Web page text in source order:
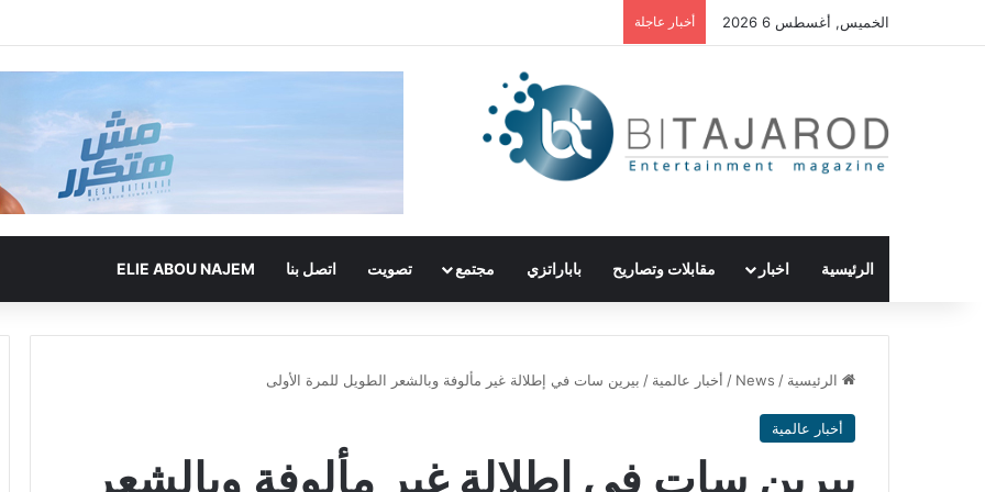
الخميس, أغسطس 6 2026 أخبار عاجلة
الرئيسية اخبار مقابلات وتصاريح باباراتزي مجتمع تصويت اتصل بنا ELIE ABOU NAJEM
الرئيسية /
News
/ أخبار عالمية / بيرين سات في إطلالة غير مألوفة وبالشعر الطويل للمرة الأولى
أخبار عالمية
بيرين سات في إطلالة غير مألوفة وبالشعر